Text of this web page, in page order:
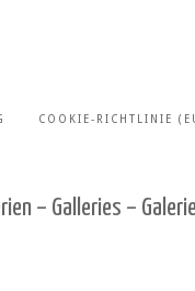
COOKIE-RICHTLINIE
– Galleries –